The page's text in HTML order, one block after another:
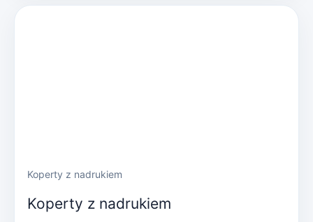
Koperty z nadrukiem
Koperty z nadrukiem